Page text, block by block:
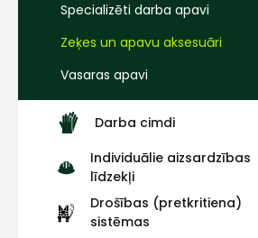
Specializēti darba apavi
Zeķes un apavu aksesuāri
Vasaras apavi
Darba cimdi
Individuālie aizsardzības
līdzekļi
Drošības (pretkritiena)
sistēmas